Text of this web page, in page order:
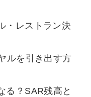
・レストラン決
ルを引き出す方
る？SAR残高と